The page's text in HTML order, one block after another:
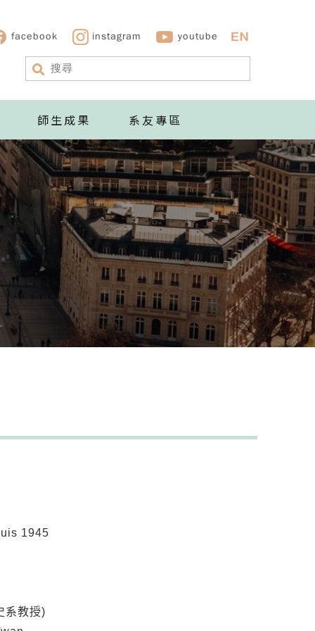
facebook instagram youtube
師生成果 系友專區
1945
系教授)